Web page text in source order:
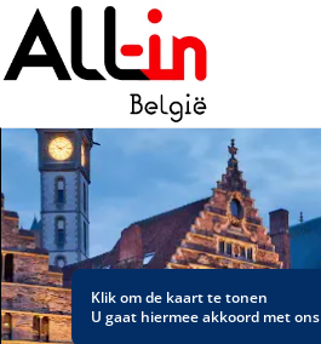
Klik om de kaart te tonen
U gaat hiermee akkoord met ons